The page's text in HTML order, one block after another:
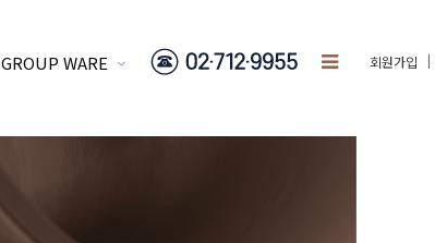
회원가입
GROUP WARE